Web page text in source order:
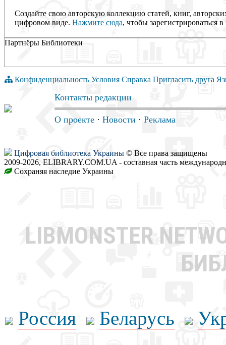
Создайте свою авторскую коллекцию статей, книг,
цифровом виде. Нажмите сюда, чтобы зарегистрироваться в
Партнёры Библиотеки
Конфиденциальность Условия Справка Пригласить друга
Контакты редакции
О проекте · Новости · Реклама
Цифровая библиотека Украины © Все права защищены
2009-2026, ELIBRARY.COM.UA - составная часть
Сохраняя наследие Украины
LIBMONSTER
Россия Беларусь